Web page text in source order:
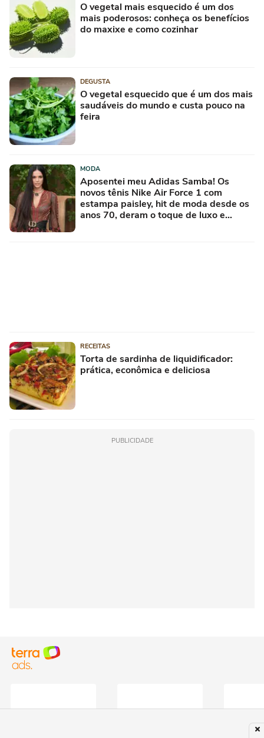
O vegetal mais esquecido é um dos
mais poderosos: conheça os benefícios
do maxixe e como cozinhar
DEGUSTA
O vegetal esquecido que é um dos mais
saudáveis do mundo e custa pouco na
feira
MODA
Aposentei meu Adidas Samba! Os
novos tênis Nike Air Force 1 com
estampa paisley, hit de moda desde os
anos 70, deram o toque de luxo e
RECEITAS
Torta de sardinha de liquidificador:
prática, econômica e deliciosa
PUBLICIDADE